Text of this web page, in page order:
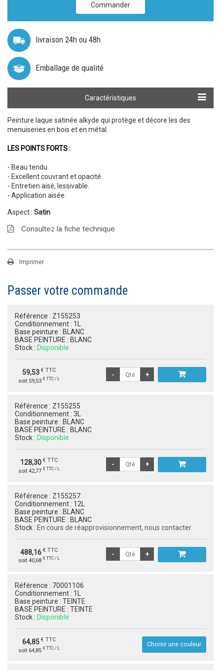
Commander
livraison 24h ou 48h
Emballage de qualité
Caractéristiques
Calculer ma quantité
Peinture laque satinée alkyde qui protège et décore les des
menuiseries en bois et en métal.
LES POINTS FORTS :
- Beau tendu.
- Excellent couvrant et opacité.
- Entretien aisé, lessivable.
- Application aisée.
Aspect : Satin
Consultez la fiche technique
Imprimer
Passer votre commande
Référence : Z155253
Conditionnement : 1L
Base peinture : BLANC
BASE PEINTURE : BLANC
Stock : Disponible
59,53 € TTC
soit 59,53 € TTC / L
Référence : Z155255
Conditionnement : 3L
Base peinture : BLANC
BASE PEINTURE : BLANC
Stock : Disponible
128,30 € TTC
soit 42,77 € TTC / L
Référence : Z155257
Conditionnement : 12L
Base peinture : BLANC
BASE PEINTURE : BLANC
Stock : En cours de réapprovisionnement, nous contacter
488,16 € TTC
soit 40,68 € TTC / L
Référence : 70001106
Conditionnement : 1L
Base peinture : TEINTE
BASE PEINTURE : TEINTE
Stock : Disponible
64,85 € TTC
soit 64,85 € TTC / L
Choisir une couleur